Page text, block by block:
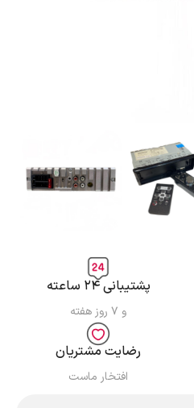
پشتیبانی ۲۴ ساعته
و ۷ روز هفته
رضایت مشتریان
افتخار ماست